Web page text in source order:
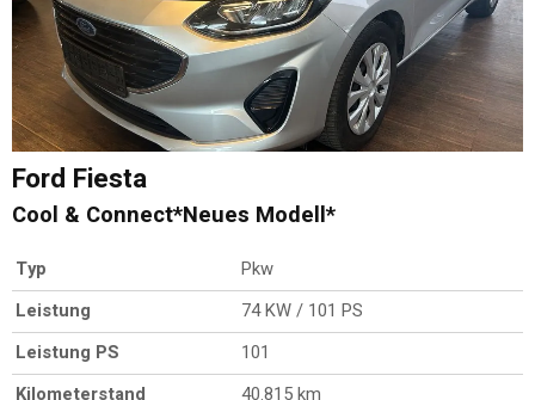
Ford Fiesta
Cool & Connect*Neues Modell*
Typ
Pkw
Leistung
74 KW / 101 PS
Leistung PS
101
Kilometerstand
40.815 km